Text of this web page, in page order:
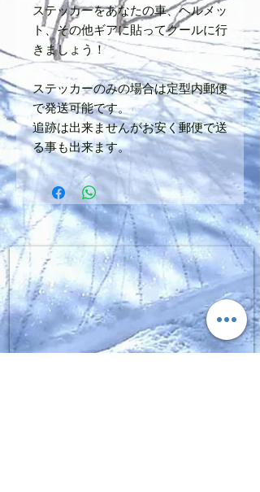
ステッカーをあなたの車、ヘルメッ
ト、その他ギアに貼ってクールに行
きましょう！
ステッカーのみの場合は定型内郵便
で発送可能です。
追跡は出来ませんがお安く郵便で送
る事も出来ます。